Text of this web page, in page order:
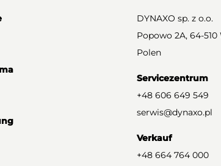
DYNAXO sp. z o.o.
Popowo 2A, 64-
Polen
Servicezentrum
+48 606 649 549
serwis@dynaxo.pl
Verkauf
+48 664 764 000